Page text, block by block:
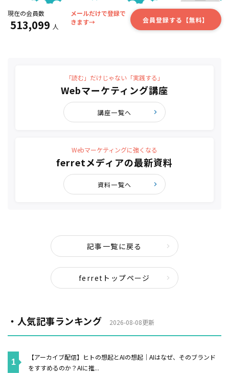
現在の会員数
513,099 人
メールだけで登録で
きます→
会員登録する【無料】
「読む」だけじゃない「実践する」
Webマーケティング講座
講座一覧へ
Webマーケティングに強くなる
ferretメディアの最新資料
資料一覧へ
記事一覧に戻る
ferretトップページ
・人気記事ランキング 2026-08-08更新
【アーカイブ配信】ヒトの想起とAIの想起｜AIはなぜ、そのブランド
をすすめるのか？AIに推...